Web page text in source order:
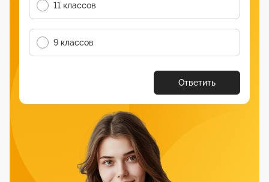
11 классов
9 классов
Ответить